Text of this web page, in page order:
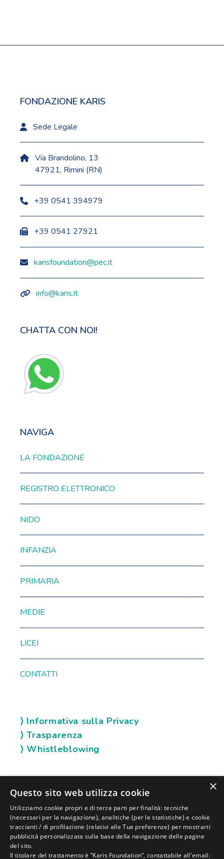
FONDAZIONE KARIS
Sede Legale
Via Brandolino, 13
47921, Rimini (RN)
+39 0541 394979
+39 0541 27921
karisfoundation@pec.it
info@karis.it
CHATTA CON NOI!
NAVIGA
LA FONDAZIONE
REGISTRO ELETTRONICO
NIDO
INFANZIA
PRIMARIA
MEDIE
LICEI
CONTATTI
⟩ Informativa sulla Privacy
⟩ Trasparenza
⟩ Whistleblowing
SOCIAL KARIS ×
Questo sito web utilizza cookie
Utilizziamo cookie propri e di terze parti per finalità: tecniche
(necessari per la navigazione), analitiche (per le statistiche) e cookie
traccianti / di profilazione (relativi alle Tue preferenze) per mostrarti
pubblicità personalizzata sulla base della navigazione delle pagine
del sito.
Il titolare del trattamento è ”Karis Foundation”, contattabile all'email: